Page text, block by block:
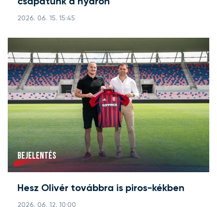
csapatunk a nyáron
2026. 06. 15. 15:45
BEJELENTÉS
Hesz Olivér továbbra is piros-kékben
2026. 06. 12. 10:00